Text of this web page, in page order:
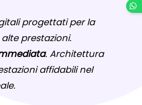
progettati per la
prestazioni.
. Architettura
affidabili nel